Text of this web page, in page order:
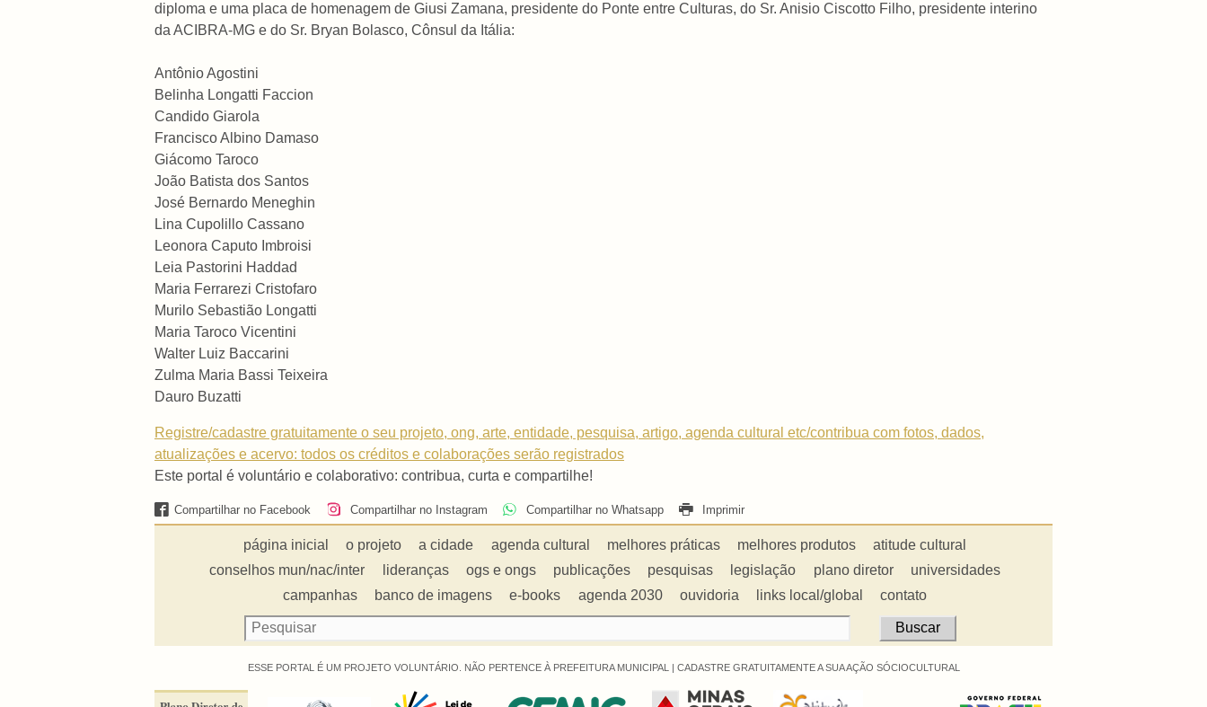
diploma e uma placa de homenagem de Giusi Zamana, presidente do Ponte entre Culturas, do Sr. Anisio Ciscotto Filho, presidente interino
da ACIBRA-MG e do Sr. Bryan Bolasco, Cônsul da Itália:
Antônio Agostini
Belinha Longatti Faccion
Candido Giarola
Francisco Albino Damaso
Giácomo Taroco
João Batista dos Santos
José Bernardo Meneghin
Lina Cupolillo Cassano
Leonora Caputo Imbroisi
Leia Pastorini Haddad
Maria Ferrarezi Cristofaro
Murilo Sebastião Longatti
Maria Taroco Vicentini
Walter Luiz Baccarini
Zulma Maria Bassi Teixeira
Dauro Buzatti
Registre/cadastre gratuitamente o seu projeto, ong, arte, entidade, pesquisa, artigo, agenda cultural etc/contribua com fotos, dados,
atualizações e acervo: todos os créditos e colaborações serão registrados
Este portal é voluntário e colaborativo: contribua, curta e compartilhe!
Compartilhar no Facebook Compartilhar no Instagram Compartilhar no Whatsapp Imprimir
página inicial o projeto a cidade agenda cultural melhores práticas melhores produtos
atitude cultural
conselhos mun/nac/inter
lideranças ogs e ongs publicações pesquisas legislação plano diretor
universidades
campanhas
banco de imagens e-books agenda 2030 ouvidoria links local/global contato
ESSE PORTAL É UM PROJETO VOLUNTÁRIO. NÃO PERTENCE À PREFEITURA MUNICIPAL | CADASTRE GRATUITAMENTE A SUA AÇÃO SÓCIOCULTURAL